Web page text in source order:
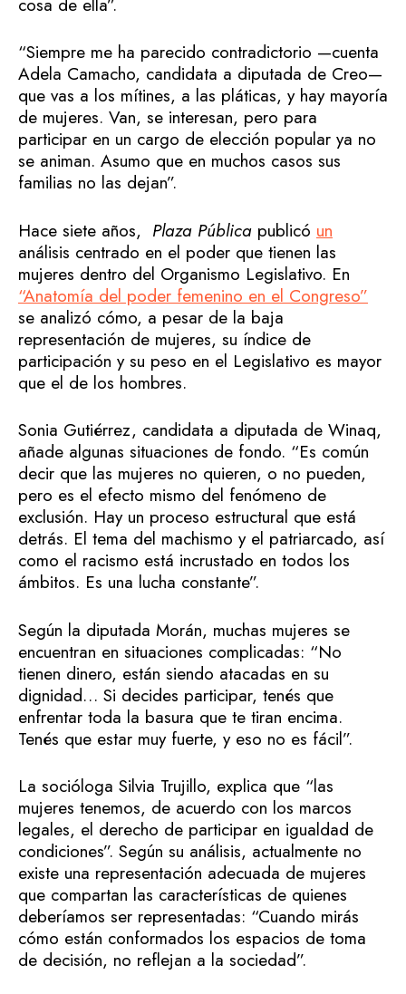
“Siempre me ha parecido contradictorio —cuenta
Adela Camacho, candidata a diputada de Creo—
que vas a los mítines, a las pláticas, y hay mayoría
de mujeres. Van, se interesan, pero para
participar en un cargo de elección popular ya no
se animan. Asumo que en muchos casos sus
familias no las dejan”.
Hace siete años, Plaza Pública publicó un
análisis centrado en el poder que tienen las
mujeres dentro del Organismo Legislativo. En
“Anatomía del poder femenino en el Congreso”
se analizó cómo, a pesar de la baja
representación de mujeres, su índice de
participación y su peso en el Legislativo es mayor
que el de los hombres.
Sonia Gutiérrez, candidata a diputada de Winaq,
añade algunas situaciones de fondo. “Es común
decir que las mujeres no quieren, o no pueden,
pero es el efecto mismo del fenómeno de
exclusión. Hay un proceso estructural que está
detrás. El tema del machismo y el patriarcado, así
como el racismo está incrustado en todos los
ámbitos. Es una lucha constante”.
Según la diputada Morán, muchas mujeres se
encuentran en situaciones complicadas: “No
tienen dinero, están siendo atacadas en su
dignidad… Si decides participar, tenés que
enfrentar toda la basura que te tiran encima.
Tenés que estar muy fuerte, y eso no es fácil”.
La socióloga Silvia Trujillo, explica que “las
mujeres tenemos, de acuerdo con los marcos
legales, el derecho de participar en igualdad de
condiciones”. Según su análisis, actualmente no
existe una representación adecuada de mujeres
que compartan las características de quienes
deberíamos ser representadas: “Cuando mirás
cómo están conformados los espacios de toma
de decisión, no reflejan a la sociedad”.